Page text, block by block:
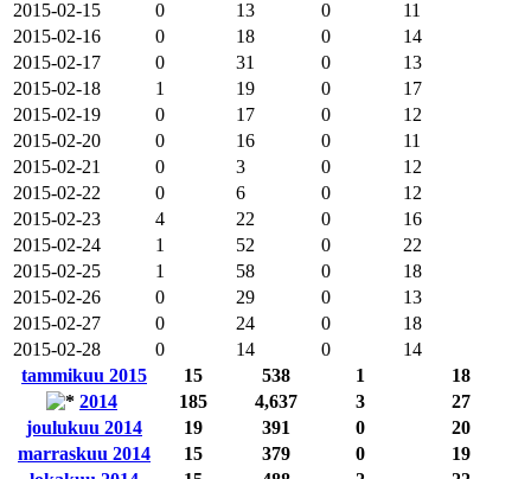
2015-02-15
0 13 0
11
2015-02-16
0 18 0
14
2015-02-17
0 31 0
13
2015-02-18
1 19 0
17
2015-02-19
0 17 0
12
2015-02-20
0 16 0
11
2015-02-21
0 3 0
12
2015-02-22
0 6 0
12
2015-02-23
4 22 0
16
2015-02-24
1 52 0
22
2015-02-25
1 58 0
18
2015-02-26
0 29 0
13
2015-02-27
0 24 0
18
2015-02-28
0 14 0
14
tammikuu 2015
15 538 1
18
2014
185 4,637 3
27
joulukuu 2014
19 391 0
20
marraskuu 2014
15 379 0
19